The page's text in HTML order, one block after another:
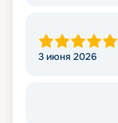
3 июня 2026